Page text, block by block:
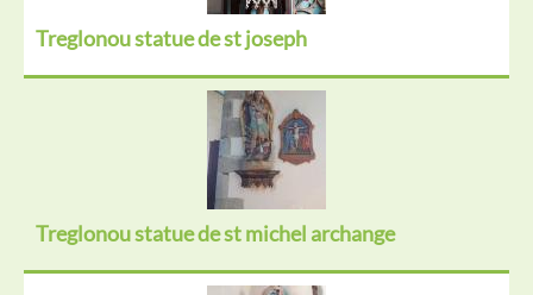
Treglonou statue de st joseph
Treglonou statue de st michel archange